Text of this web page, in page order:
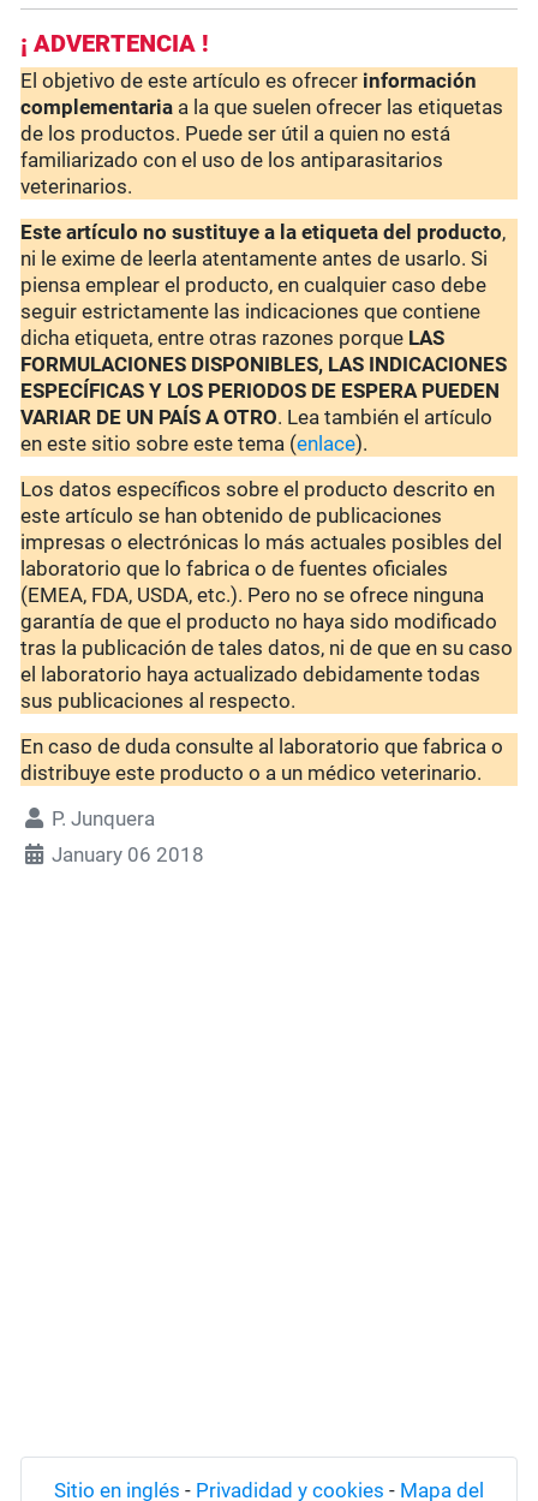
¡ ADVERTENCIA !
El objetivo de este artículo es ofrecer información
complementaria a la que suelen ofrecer las etiquetas
de los productos. Puede ser útil a quien no está
familiarizado con el uso de los antiparasitarios
veterinarios.
Este artículo no sustituye a la etiqueta del producto,
ni le exime de leerla atentamente antes de usarlo. Si
piensa emplear el producto, en cualquier caso debe
seguir estrictamente las indicaciones que contiene
dicha etiqueta, entre otras razones porque LAS
FORMULACIONES DISPONIBLES, LAS INDICACIONES
ESPECÍFICAS Y LOS PERIODOS DE ESPERA PUEDEN
VARIAR DE UN PAÍS A OTRO. Lea también el artículo
en este sitio sobre este tema (enlace).
Los datos específicos sobre el producto descrito en
este artículo se han obtenido de publicaciones
impresas o electrónicas lo más actuales posibles del
laboratorio que lo fabrica o de fuentes oficiales
(EMEA, FDA, USDA, etc.). Pero no se ofrece ninguna
garantía de que el producto no haya sido modificado
tras la publicación de tales datos, ni de que en su caso
el laboratorio haya actualizado debidamente todas
sus publicaciones al respecto.
En caso de duda consulte al laboratorio que fabrica o
distribuye este producto o a un médico veterinario.
P. Junquera
January 06 2018
Sitio en inglés - Privadidad y cookies - Mapa del